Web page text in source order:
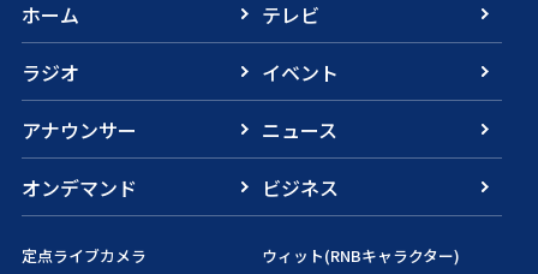
ホーム
テレビ
ラジオ
イベント
アナウンサー
ニュース
オンデマンド
ビジネス
定点ライブカメラ
ウィット(RNBキャラクター)